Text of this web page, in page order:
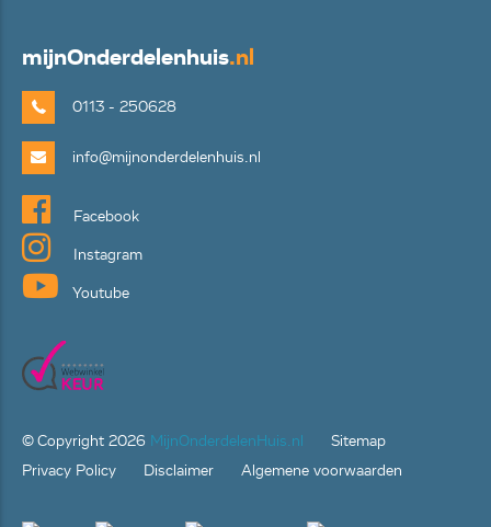
mijnOnderdelenhuis.nl
0113 - 250628
info@mijnonderdelenhuis.nl
Facebook
Instagram
Youtube
© Copyright 2026 MijnOnderdelenHuis.nl
Sitemap
Privacy Policy
Disclaimer Algemene voorwaarden